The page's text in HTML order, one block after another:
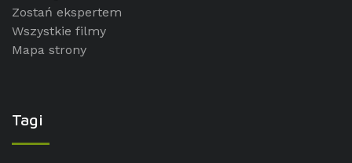
Zostań ekspertem
Wszystkie filmy
Mapa strony
Tagi